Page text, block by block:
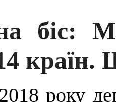
біс:
року